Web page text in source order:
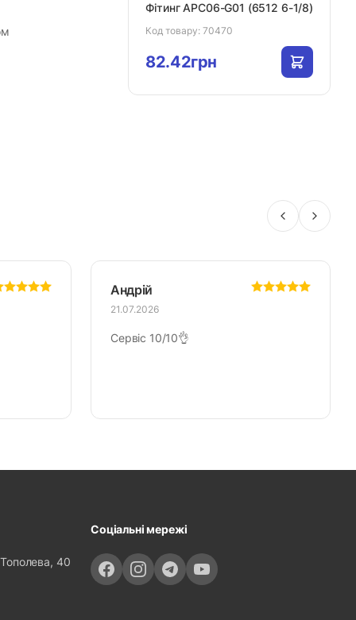
Фітинг APC06-G01 (6512 6-1/8)
Код товару:70470
82.42грн
Андрій
21.07.2026
Сервіс 10/10👌
40
Соціальні мережі